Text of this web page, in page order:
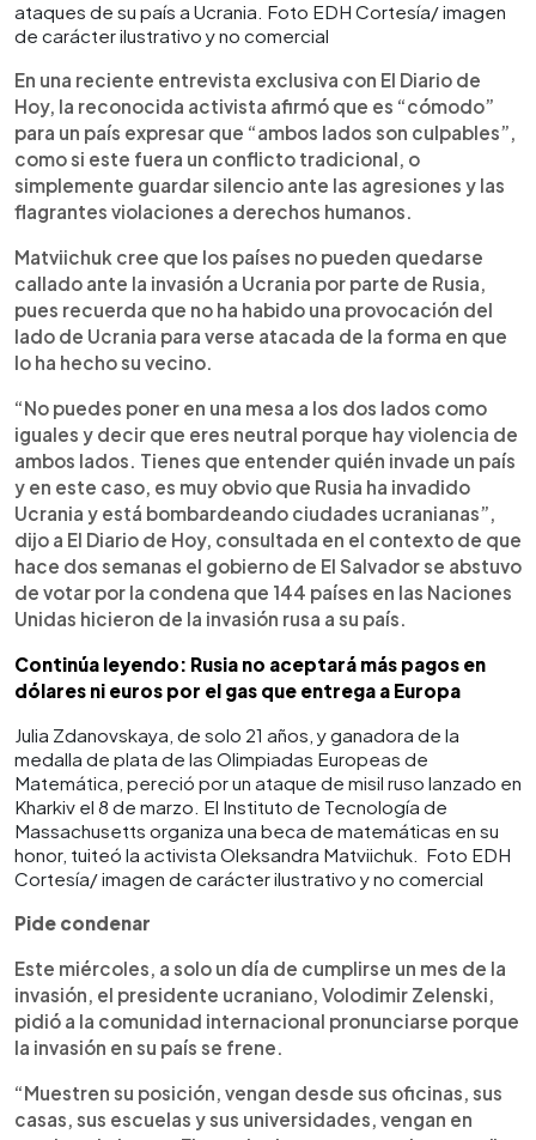
ataques de su país a Ucrania. Foto EDH Cortesía/ imagen
de carácter ilustrativo y no comercial
En una reciente entrevista exclusiva con El Diario de
Hoy, la reconocida activista afirmó que es “cómodo”
para un país expresar que “ambos lados son culpables”,
como si este fuera un conflicto tradicional, o
simplemente guardar silencio ante las agresiones y las
flagrantes violaciones a derechos humanos.
Matviichuk cree que los países no pueden quedarse
callado ante la invasión a Ucrania por parte de Rusia,
pues recuerda que no ha habido una provocación del
lado de Ucrania para verse atacada de la forma en que
lo ha hecho su vecino.
“No puedes poner en una mesa a los dos lados como
iguales y decir que eres neutral porque hay violencia de
ambos lados. Tienes que entender quién invade un país
y en este caso, es muy obvio que Rusia ha invadido
Ucrania y está bombardeando ciudades ucranianas”,
dijo a El Diario de Hoy, consultada en el contexto de que
hace dos semanas el gobierno de El Salvador se abstuvo
de votar por la condena que 144 países en las Naciones
Unidas hicieron de la invasión rusa a su país.
Continúa leyendo: Rusia no aceptará más pagos en
dólares ni euros por el gas que entrega a Europa
Julia Zdanovskaya, de solo 21 años, y ganadora de la
medalla de plata de las Olimpiadas Europeas de
Matemática, pereció por un ataque de misil ruso lanzado en
Kharkiv el 8 de marzo. El Instituto de Tecnología de
Massachusetts organiza una beca de matemáticas en su
honor, tuiteó la activista Oleksandra Matviichuk. Foto EDH
Cortesía/ imagen de carácter ilustrativo y no comercial
Pide condenar
Este miércoles, a solo un día de cumplirse un mes de la
invasión, el presidente ucraniano, Volodimir Zelenski,
pidió a la comunidad internacional pronunciarse porque
la invasión en su país se frene.
“Muestren su posición, vengan desde sus oficinas, sus
casas, sus escuelas y sus universidades, vengan en